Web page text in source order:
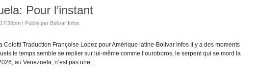
Pour l’instant
| Publié par Bolivar Infos
Colotti Traduction Françoise Lopez pour Amérique latine-Bolivar Infos Il y a des moments
le temps semble se replier sur lui-même comme l’ouroboros, le serpent qui se mord la
au Venezuela, n’est pas une...